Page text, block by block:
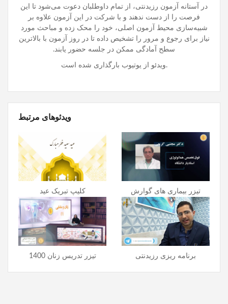
در آستانه‌ آزمون رزیدنتی، از تمام داوطلبان دعوت می‌شود تا این
فرصت را از دست ندهند و با شرکت در این آزمون علاوه بر
شبیه‌سازی محیط آزمون اصلی، خود را محک زده و مباحث مورد
نیاز برای رجوع و مرور را تشخیص داده تا در روز آزمون با بالاترین
سطح آمادگی ممکن در جلسه حضور یابند.
ویدئو از یوتیوب بارگذاری شده است.
ویدئوهای مرتبط
کلیپ تبریک عید تیزر بیماری های گوارش
تیزر تدریس زنان 1400 برنامه ریزی رزیدنتی